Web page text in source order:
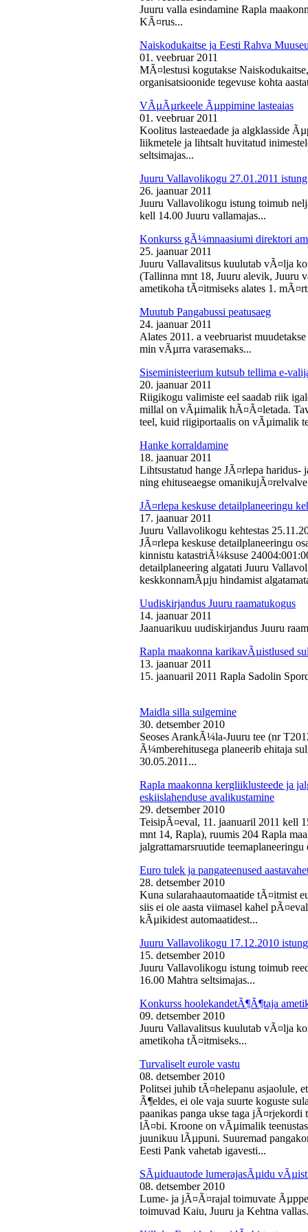
Juuru valla esindamine Rapla
KÃ¤rus...
Naiskodukaitse ja Eesti Rahva
01. veebruar 2011
MÃ¤lestusi kogutakse
organisatsioonide tegevuse kohta
VÃµÃµrkeele Ãµppimine lasteaias
01. veebruar 2011
Koolitus lasteaedade ja algklasside
liikmetele ja lihtsalt huvitatud
seltsimajas...
Juuru Vallavolikogu 27.01.2011 istung
26. jaanuar 2011
Juuru Vallavolikogu istung toimub
kell 14.00 Juuru vallamajas...
Konkurss gÃ¼mnaasiumi direktori
25. jaanuar 2011
Juuru Vallavalitsus kuulutab vÃ¤lja
(Tallinna mnt 18, Juuru alevik, Juuru
ametikoha tÃ¤itmiseks alates 1.
Muutub Pangabussi peatusaeg
24. jaanuar 2011
Alates 2011. a veebruarist
min vÃµrra varasemaks...
Siseministeerium kutsub tellima e-
20. jaanuar 2011
Riigikogu valimiste eel saadab riik
millal on vÃµimalik hÃ¤Ã¤letada.
teel, kuid riigiportaalis on vÃµimalik
Hanke korraldamine
18. jaanuar 2011
Lihtsustatud hange JÃ¤rlepa
ning ehituseaegse
JÃ¤rlepa keskuse detailplaneeringu
17. jaanuar 2011
Juuru Vallavolikogu kehtestas
JÃ¤rlepa keskuse detailplaneeringu
kinnistu katastriÃ¼ksuse
detailplaneering algatati Juuru
keskkonnamÃµju hindamist
Uudiskirjandus Juuru raamatukogus
14. jaanuar 2011
Jaanuarikuu uudiskirjandus Juuru
Rapla maakonna karikavÃµistlused
13. jaanuar 2011
15. jaanuaril 2011 Rapla Sadolin
Maidla silla sulgemine
30. detsember 2010
Seoses ArankÃ¼la-Juuru tee (nr
Ã¼mberehitusega planeerib ehitaja
30.05.2011...
Rapla maakonna kergliiklusteede ja
eskiislahenduse avalikustamine
29. detsember 2010
TeisipÃ¤eval, 11. jaanuaril 2011 kell
mnt 14, Rapla), ruumis 204 Rapla
jalgrattamarsruutide
Euro tulek ja pangateenused
28. detsember 2010
Kuna sularahaautomaatide tÃ¤itmist
siis ei ole aasta viimasel kahel
kÃµikidest automaatidest...
Juuru Vallavolikogu 17.12.2010 istung
15. detsember 2010
Juuru Vallavolikogu istung toimub
16.00 Mahtra seltsimajas...
Konkurss hoolekandetÃ¶Ã¶taja
09. detsember 2010
Juuru Vallavalitsus kuulutab vÃ¤lja
ametikoha tÃ¤itmiseks...
Turvaliselt eurole vastu
08. detsember 2010
Politsei juhib tÃ¤helepanu asjaolule,
Ã¶eldes, ei ole vaja suurte koguste
paanikas panga ukse taga
lÃ¤bi. Kroone on vÃµimalik
juunikuu lÃµpuni. Suuremad
Eesti Pank vahetab igavesti...
SÃµiduautode lumerajasÃµidu
08. detsember 2010
Lume- ja jÃ¤Ã¤rajal toimuvate
toimuvad Kaiu, Juuru ja Kehtna